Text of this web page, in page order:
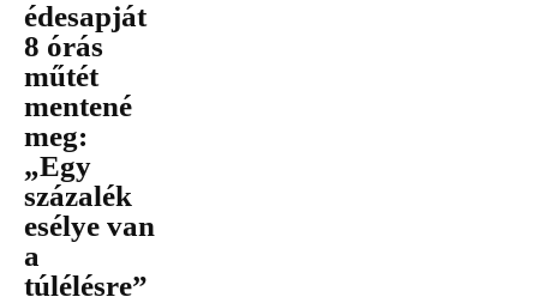
édesapját
8 órás
műtét
mentené
meg:
„Egy
százalék
esélye van
a
túlélésre”